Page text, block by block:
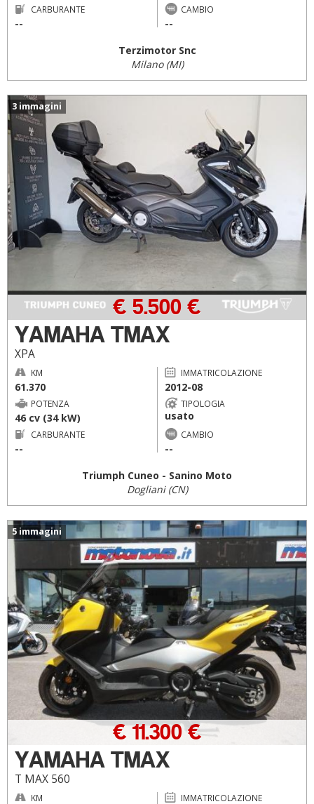
CARBURANTE
--
CAMBIO
--
Terzimotor Snc
Milano (MI)
3 immagini
YAMAHA TMAX
XPA
€ 5.500 €
KM
61.370
IMMATRICOLAZIONE
2012-08
POTENZA
46 cv (34 kW)
TIPOLOGIA
usato
CARBURANTE
--
CAMBIO
--
Triumph Cuneo - Sanino Moto
Dogliani (CN)
5 immagini
YAMAHA TMAX
T MAX 560
€ 11.300 €
KM IMMATRICOLAZIONE